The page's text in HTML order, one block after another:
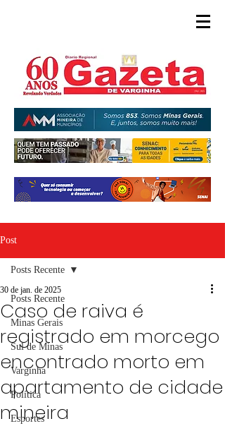
Post
Posts Recente
Minas Gerais
Sul de Minas
Varginha
Política
Esportes
Posts Recente
Caso de raiva é
registrado em morcego
encontrado morto em
apartamento de cidade
mineira
30 de jan. de 2025